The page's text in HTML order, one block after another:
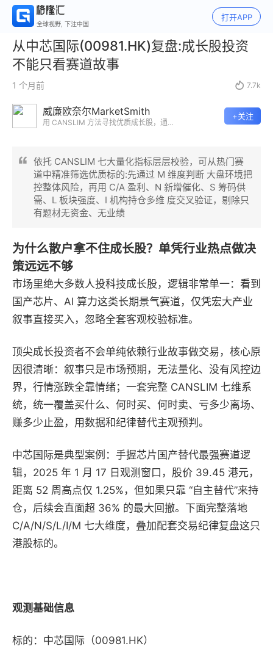
全球视野, 下注中国
打开APP
从中芯国际(00981.HK)复盘:成长股投资
不能只看赛道故事
1 个月前  7.7k
威廉欧奈尔MarketSmith
用 CANSLIM 方法寻找优质成长股，通过
+关注
依托 CANSLIM 七大量化指标层层校验，可从热门赛
道中精准筛选优质标的:先通过 M 维度判断 大盘环境把
控整体风险，再用 C/A 盈利、N 新增催化、S 筹码供
需、L 板块强度、I 机构持仓多维 度交叉验证，剔除只
有题材无资金、无业绩
为什么散户拿不住成长股？单凭行业热点做决
策远远不够
市场里绝大多数人投科技成长股，逻辑非常单一：看到
国产芯片、AI 算力这类长期景气赛道，仅凭宏大产业
叙事直接买入，忽略全套客观校验标准。
顶尖成长投资者不会单纯依赖行业故事做交易，核心原
因很清晰：叙事只是市场预期，无法量化、没有风控边
界，行情涨跌全靠情绪；一套完整 CANSLIM 七维系
统，统一覆盖买什么、何时买、何时卖、亏多少离场、
赚多少止盈，用数据和纪律替代主观预判。
中芯国际是典型案例：手握芯片国产替代最强赛道逻
辑，2025 年 1 月 17 日观测窗口，股价 39.45 港元，
距离 52 周高点仅 1.25%，但如果只靠 “自主替代”来持
仓，后续会直面超 36% 的最大回撤。下面完整落地
C/A/N/S/L/I/M 七大维度，叠加配套交易纪律复盘这只
港股标的。
观测基础信息
标的：中芯国际（00981.HK）